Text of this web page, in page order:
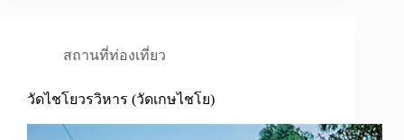
สถานที่ท่องเที่ยว
วัดไชโยวรวิหาร (วัดเกษไชโย)